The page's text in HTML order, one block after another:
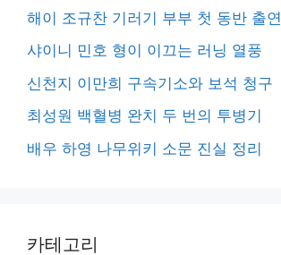
해이 조규찬 기러기 부부 첫 동반 출연
샤이니 민호 형이 이끄는 러닝 열풍
신천지 이만희 구속기소와 보석 청구
최성원 백혈병 완치 두 번의 투병기
배우 하영 나무위키 소문 진실 정리
카테고리